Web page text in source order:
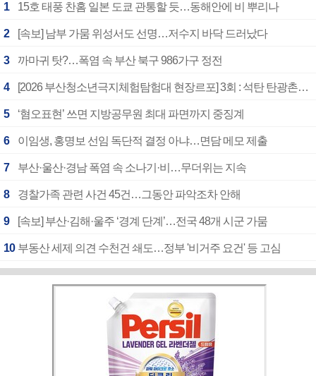
1 15호 태풍 찬홈 일본 도쿄 관통할 듯…동해안에 비 뿌리나
2 [속보] 남부 가뭄 위성서도 선명…저수지 바닥 드러났다
3 까마귀 탓?…폭염 속 부산 북구 986가구 정전
4 [2026 부산청소년극지체험탐험대 현장르포] 3회 : 석탄 탄광촌에서 북극 연구의 중심지로
5 ‘혐오표현’ 쓰면 지방공무원 최대 파면까지 중징계
6 이임생, 홍명보 선임 독단적 결정 아냐…면담 메모 제출
7 부산·울산·경남 폭염 속 소나기·비…무더위는 지속
8 경찰가족 관련 사건 45건…그동안 파악조차 안해
9 [속보] 부산·김해·울주 ‘경계 단계’…전국 48개 시군 가뭄
10 부동산 세제 의견 수천건 쇄도…정부 '비거주 요건' 등 고심